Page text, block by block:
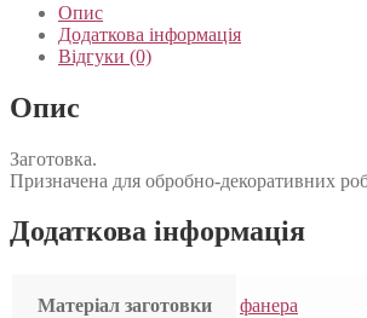
Опис
Додаткова інформація
Відгуки (0)
Опис
Заготовка.
Призначена для обробно-декоративних
Додаткова інформація
Матеріал заготовки фанера